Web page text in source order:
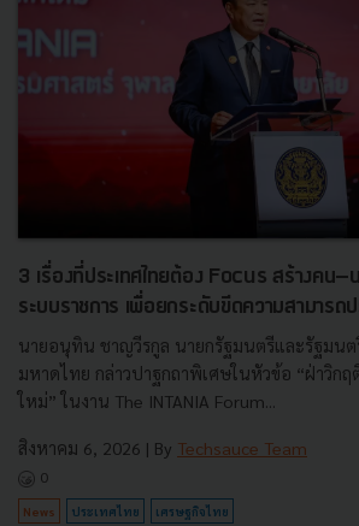
3 เรื่องที่ประเทศไทยต้อง Focus สร้างคน
ระบบราชการ เพื่อยกระดับขีดความสามารถป
นายอนุทิน ชาญวีรกูล นายกรัฐมนตรีและรัฐมนต
มหาดไทย กล่าวปาฐกถาพิเศษในหัวข้อ “ฝ่าวิกฤ
ใหม่” ในงาน The INTANIA Forum...
สิงหาคม 6, 2026 | By Techsauce Team
0
News ประเทศไทย เศรษฐกิจไทย